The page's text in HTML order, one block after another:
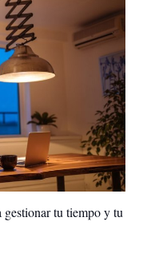
tu tiempo y tu